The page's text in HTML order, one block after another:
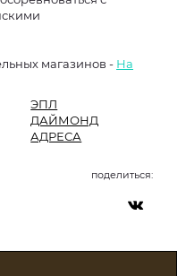
магазинов - На
ЭПЛ
ДАЙМОНД
АДРЕСА
поделиться: